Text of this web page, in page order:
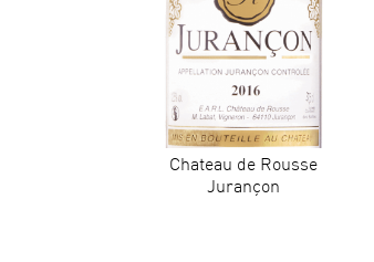
Chateau de Rousse
Jurançon